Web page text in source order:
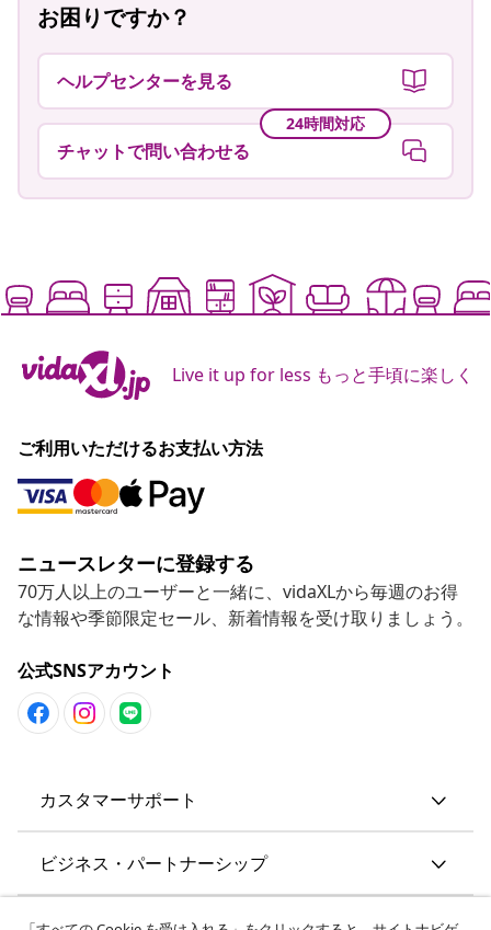
お困りですか？
ヘルプセンターを見る
24時間対応
チャットで問い合わせる
Live it up for less もっと手頃に楽しく
ご利用いただけるお支払い方法
ニュースレターに登録する
70万人以上のユーザーと一緒に、vidaXLから毎週のお得
な情報や季節限定セール、新着情報を受け取りましょう。
公式SNSアカウント
カスタマーサポート
ビジネス・パートナーシップ